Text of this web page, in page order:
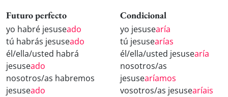
Futuro perfecto
yo habré jesuseado
tú habrás jesuseado
él/ella/usted habrá
jesuseado
nosotros/as habremos
jesuseado
Condicional
yo jesusearía
tú jesusearías
él/ella/usted jesusearía
nosotros/as
jesusearíamos
vosotros/as jesusearíais